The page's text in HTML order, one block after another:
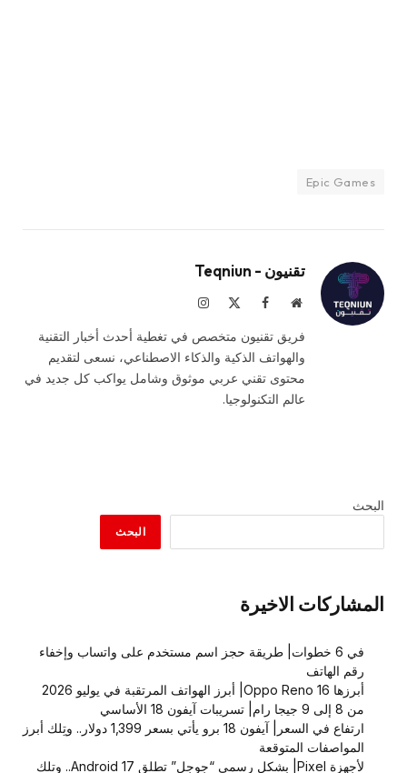
Epic Games
تقنيون - Teqniun
موقعفيسبوك الانستغرام
فريق تقنيون متخصص في تغطية أحدث أخبار التقنية
والهواتف الذكية والذكاء الاصطناعي، نسعى لتقديم
محتوى تقني عربي موثوق وشامل يواكب كل جديد في
عالم التكنولوجيا.
البحث
البحث
المشاركات الاخيرة
في 6 خطوات| طريقة حجز اسم مستخدم على واتساب وإخفاء
رقم الهاتف
أبرزها Oppo Reno 16| أبرز الهواتف المرتقبة في يوليو 2026
من 8 إلى 9 جيجا رام| تسريبات آيفون 18 الأساسي
ارتفاع في السعر| آيفون 18 برو يأتي بسعر 1,399 دولار.. وتِلك أبرز
المواصفات المتوقعة
لأجهزة Pixel| بشكل رسمي “جوجل” تطلق Android 17.. وتلك